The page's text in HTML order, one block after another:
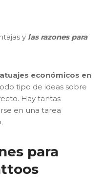
y las razones para
económicos en
tipo de ideas sobre
Hay tantas
en una tarea
para